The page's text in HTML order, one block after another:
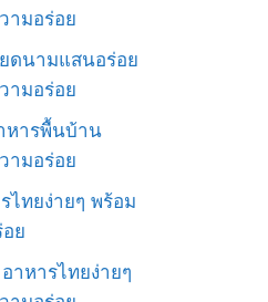
ามอร่อย
ดนามแสนอร่อย
ามอร่อย
หารพื้นบ้าน
ามอร่อย
ทยง่ายๆ พร้อม
ย
หารไทยง่ายๆ